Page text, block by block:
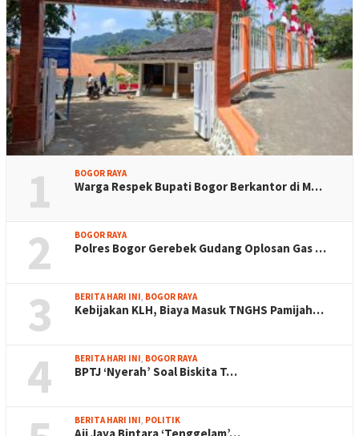
1 BOGOR RAYA
Warga Respek Bupati Bogor Berkantor di M…
2 BOGOR RAYA
Polres Bogor Gerebek Gudang Oplosan Gas …
3 BERITA HARI INI, BOGOR RAYA
Kebijakan KLH, Biaya Masuk TNGHS Pamijah…
4 BERITA HARI INI, BOGOR RAYA
BPTJ ‘Nyerah’ Soal Biskita T…
BERITA HARI INI, POLITIK